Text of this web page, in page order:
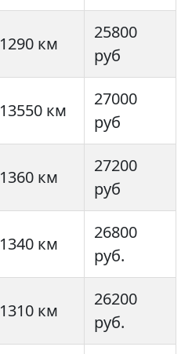
1290 км
25800
руб
13550 км
27000
руб
1360 км
27200
руб
1340 км
26800
руб.
1310 км
26200
руб.